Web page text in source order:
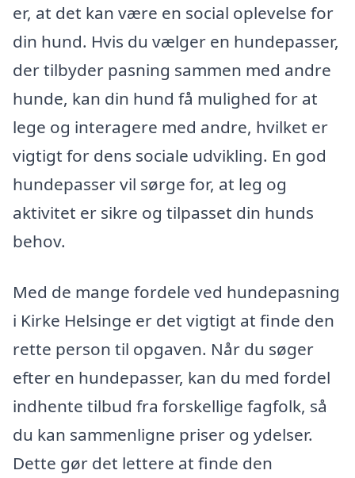
er, at det kan være en social oplevelse for
din hund. Hvis du vælger en hundepasser,
der tilbyder pasning sammen med andre
hunde, kan din hund få mulighed for at
lege og interagere med andre, hvilket er
vigtigt for dens sociale udvikling. En god
hundepasser vil sørge for, at leg og
aktivitet er sikre og tilpasset din hunds
behov.
Med de mange fordele ved hundepasning
i Kirke Helsinge er det vigtigt at finde den
rette person til opgaven. Når du søger
efter en hundepasser, kan du med fordel
indhente tilbud fra forskellige fagfolk, så
du kan sammenligne priser og ydelser.
Dette gør det lettere at finde den